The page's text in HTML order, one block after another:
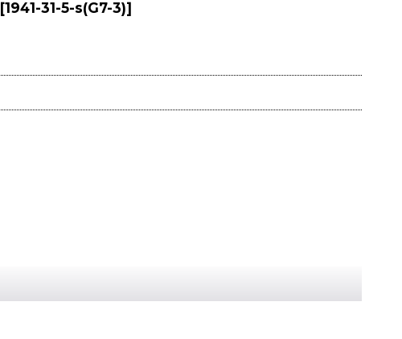
[1941-31-5-s(G7-3)]